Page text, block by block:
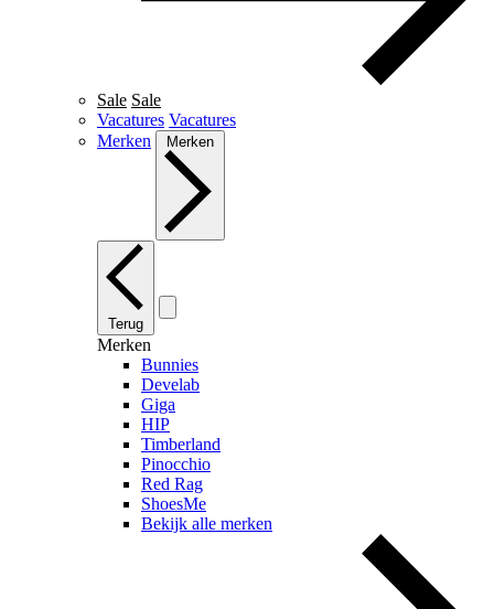
Sale Sale
Vacatures Vacatures
Merken
Merken
Terug
Merken
Bunnies
Develab
Giga
HIP
Timberland
Pinocchio
Red Rag
ShoesMe
Bekijk alle merken